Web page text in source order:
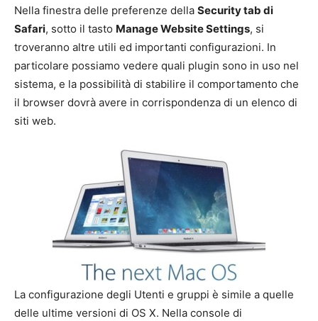
Nella finestra delle preferenze della Security tab di
Safari, sotto il tasto Manage Website Settings, si
troveranno altre utili ed importanti configurazioni. In
particolare possiamo vedere quali plugin sono in uso nel
sistema, e la possibilità di stabilire il comportamento che
il browser dovrà avere in corrispondenza di un elenco di
siti web.
La configurazione degli Utenti e gruppi è simile a quelle
delle ultime versioni di OS X. Nella console di